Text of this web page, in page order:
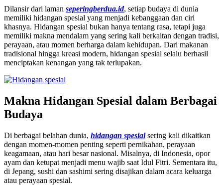
Dilansir dari laman seperingberdua.id, setiap budaya di dunia
memiliki hidangan spesial yang menjadi kebanggaan dan ciri
khasnya. Hidangan spesial bukan hanya tentang rasa, tetapi juga
memiliki makna mendalam yang sering kali berkaitan dengan tradisi,
perayaan, atau momen berharga dalam kehidupan. Dari makanan
tradisional hingga kreasi modern, hidangan spesial selalu berhasil
menciptakan kenangan yang tak terlupakan.
Makna Hidangan Spesial dalam Berbagai
Budaya
Di berbagai belahan dunia, hidangan spesialsering kali dikaitkan
dengan momen-momen penting seperti pernikahan, perayaan
keagamaan, atau hari besar nasional. Misalnya, di Indonesia, opor
ayam dan ketupat menjadi menu wajib saat Idul Fitri. Sementara itu,
di Jepang, sushi dan sashimi sering disajikan dalam acara keluarga
atau perayaan spesial.